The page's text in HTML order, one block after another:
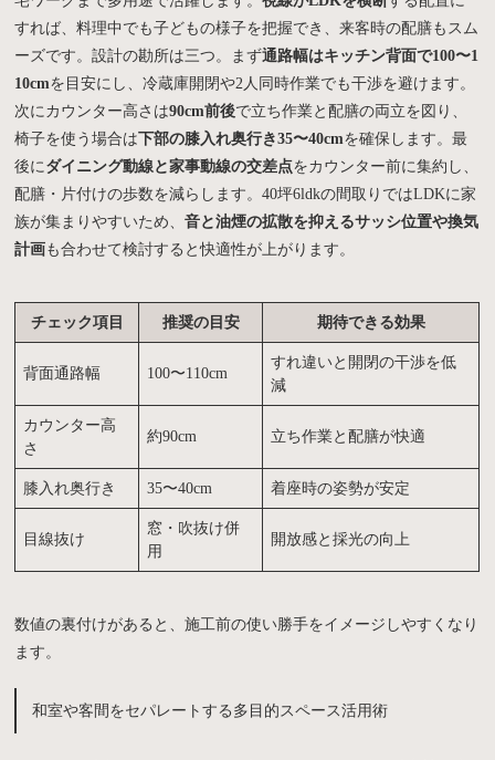
すれば、料理中でも子どもの様子を把握でき、来客時の配膳もスム
ーズです。設計の勘所は三つ。まず通路幅はキッチン背面で100〜1
10cmを目安にし、冷蔵庫開閉や2人同時作業でも干渉を避けます。
次にカウンター高さは90cm前後で立ち作業と配膳の両立を図り、
椅子を使う場合は下部の膝入れ奥行き35〜40cmを確保します。最
後にダイニング動線と家事動線の交差点をカウンター前に集約し、
配膳・片付けの歩数を減らします。40坪6ldkの間取りではLDKに家
族が集まりやすいため、音と油煙の拡散を抑えるサッシ位置や換気
計画も合わせて検討すると快適性が上がります。
チェック項目 推奨の目安 期待できる効果
背面通路幅 100〜110cm
すれ違いと開閉の干渉を低
減
カウンター高
さ
約90cm 立ち作業と配膳が快適
膝入れ奥行き 35〜40cm 着座時の姿勢が安定
目線抜け
窓・吹抜け併
用
開放感と採光の向上
数値の裏付けがあると、施工前の使い勝手をイメージしやすくなり
ます。
和室や客間をセパレートする多目的スペース活用術